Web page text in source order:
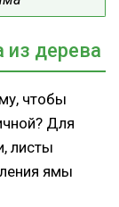
из дерева
чтобы
Для
листы
ямы